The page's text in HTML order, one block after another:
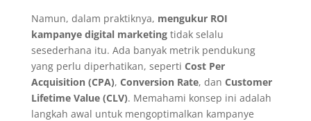
Namun, dalam praktiknya, mengukur ROI
kampanye digital marketingtidak selalu
sesederhana itu. Ada banyak metrik pendukung
yang perlu diperhatikan, seperti Cost Per
Acquisition (CPA), Conversion Rate, dan Customer
Lifetime Value (CLV). Memahami konsep ini adalah
langkah awal untuk mengoptimalkan kampanye